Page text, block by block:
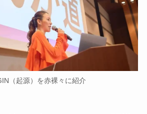
（起源）を赤裸々に紹介